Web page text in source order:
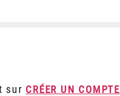
sur CRÉER UN COMPTE